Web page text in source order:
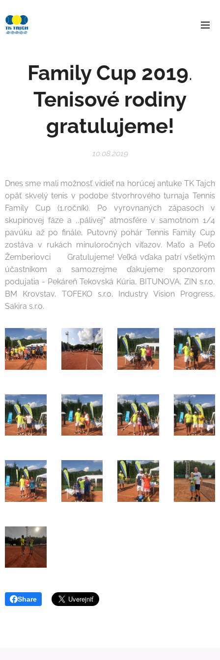
Family Cup 2019.
Tenisové rodiny
gratulujeme!
10.08.2019
Dnes sme mali možnosť vidieť na horúcej antuke TK Tajch
opäť skvelý tenis v podobe štvorhrového turnaja Tennis
Family Cup (1.ročník). Po vyrovnaných zápasoch v
skupinovej fáze a ,,pálivej" atmosfére v samotnom 1/4
pavúku až po finále, Putovný pohár Tennis Family Cup
zostáva v rukách minuloročných víťazov. Maťo a Peťo
Žemberiovci 🏆 Gratulujeme! Veľká vďaka patrí všetkým
účastníkom a samozrejme ďakujeme sponzorom
podujatia - Pekáreň Tekovská Kúria, BITUNOVA, ZIN s.r.o,
BM Krovstav, TOFEKO s.r.o, Industry Vision Progress,
Sakira s.r.o.
Share